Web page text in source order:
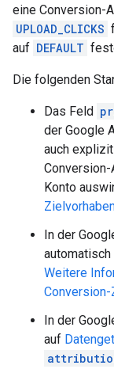
eine Conversion-
UPLOAD_CLICKS
auf DEFAULT
Die folgenden
Das Feld
der Google
auch
Conversion-
Konto
In der
automatisch
Weitere
Conversion-
In der
auf